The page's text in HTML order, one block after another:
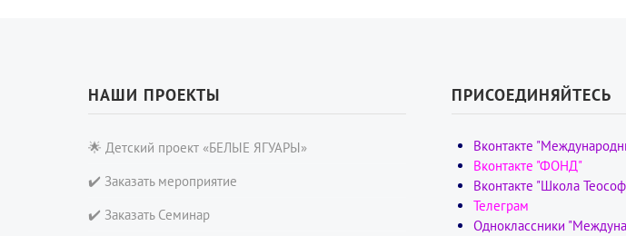
НАШИ ПРОЕКТЫ
🌟 Детский проект «БЕЛЫЕ ЯГУАРЫ»
✔️ Заказать мероприятие
✔️ Заказать Семинар
ПРИСОЕДИНЯЙТЕСЬ
Вконтакте
Вконтакте "ФОНД"
Вконтакте "Школа
Телеграм
Одноклассники